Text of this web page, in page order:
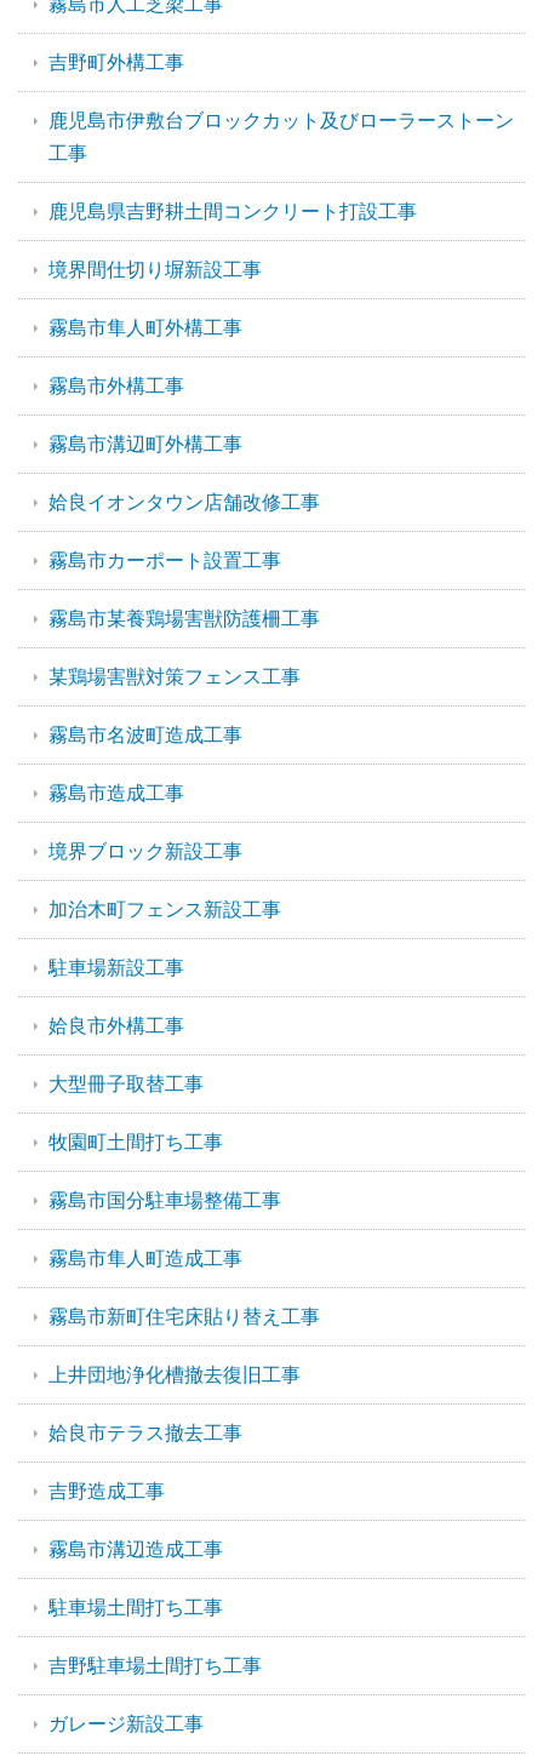
吉野町外構工事
鹿児島市伊敷台ブロックカット及びローラーストーン
工事
鹿児島県吉野耕土間コンクリート打設工事
境界間仕切り塀新設工事
霧島市隼人町外構工事
霧島市外構工事
霧島市溝辺町外構工事
姶良イオンタウン店舗改修工事
霧島市カーポート設置工事
霧島市某養鶏場害獣防護柵工事
某鶏場害獣対策フェンス工事
霧島市名波町造成工事
霧島市造成工事
境界ブロック新設工事
加治木町フェンス新設工事
駐車場新設工事
姶良市外構工事
大型冊子取替工事
牧園町土間打ち工事
霧島市国分駐車場整備工事
霧島市隼人町造成工事
霧島市新町住宅床貼り替え工事
上井団地浄化槽撤去復旧工事
姶良市テラス撤去工事
吉野造成工事
霧島市溝辺造成工事
駐車場土間打ち工事
吉野駐車場土間打ち工事
ガレージ新設工事